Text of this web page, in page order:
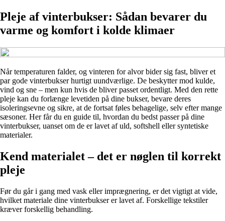
Pleje af vinterbukser: Sådan bevarer du
varme og komfort i kolde klimaer
Når temperaturen falder, og vinteren for alvor bider sig fast, bliver et
par gode vinterbukser hurtigt uundværlige. De beskytter mod kulde,
vind og sne – men kun hvis de bliver passet ordentligt. Med den rette
pleje kan du forlænge levetiden på dine bukser, bevare deres
isoleringsevne og sikre, at de fortsat føles behagelige, selv efter mange
sæsoner. Her får du en guide til, hvordan du bedst passer på dine
vinterbukser, uanset om de er lavet af uld, softshell eller syntetiske
materialer.
Kend materialet – det er nøglen til korrekt
pleje
Før du går i gang med vask eller imprægnering, er det vigtigt at vide,
hvilket materiale dine vinterbukser er lavet af. Forskellige tekstiler
kræver forskellig behandling.